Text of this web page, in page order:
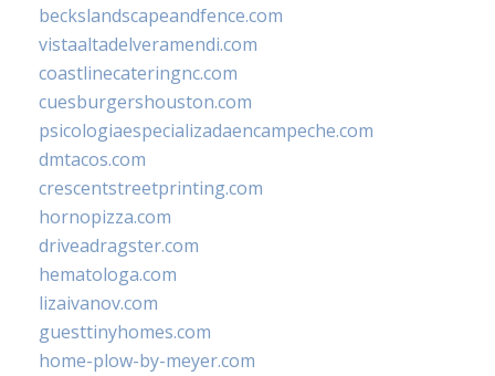
beckslandscapeandfence.com
vistaaltadelveramendi.com
coastlinecateringnc.com
cuesburgershouston.com
psicologiaespecializadaencampeche.com
dmtacos.com
crescentstreetprinting.com
hornopizza.com
driveadragster.com
hematologa.com
lizaivanov.com
guesttinyhomes.com
home-plow-by-meyer.com